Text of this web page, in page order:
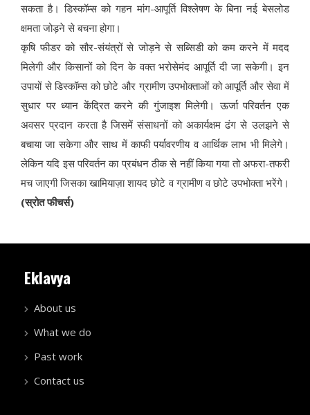
सकता है। डिस्कॉम्स को गहन मांग-आपूर्ति विश्लेषण के बिना नई बेसलोड
क्षमता जोड़ने से बचना होगा।
कृषि फीडर को सौर-संयंत्रों से जोड़ने से सब्सिडी को कम करने में मदद
मिलेगी और किसानों को दिन के वक्त भरोसेमंद आपूर्ति दी जा सकेगी। इन
उपायों से डिस्कॉम्स को छोटे और ग्रामीण उपभोक्ताओं को आपूर्ति और सेवा में
सुधार पर ध्यान केंद्रित करने की गुंजाइश मिलेगी। ऊर्जा परिवर्तन एक
अवसर प्रदान करता है जिसमें संसाधनों को अकार्यक्षम ढंग से उलझने से
बचाया जा सकेगा और साथ में काफी पर्यावरणीय व आर्थिक लाभ भी मिलेगे।
लेकिन यदि इस परिवर्तन का प्रबंधन ठीक से नहीं किया गया तो अफरा-तफरी
मच जाएगी जिसका खामियाज़ा शायद छोटे व ग्रामीण व छोटे उपभोक्ता भरेंगे।
(स्रोत फीचर्स)
Eklavya
About us
What we do
Past work
Contact us